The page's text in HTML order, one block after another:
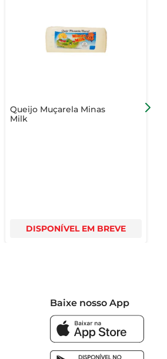
Queijo Muçarela Minas
Milk
DISPONÍVEL EM BREVE
Baixe nosso App